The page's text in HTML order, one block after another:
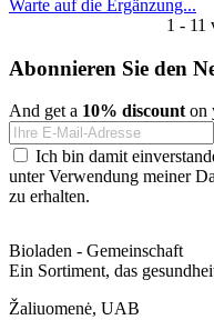
Warte auf die Ergänzung...
1 - 11
Abonnieren Sie den
And get a 10% discount on
Ich bin damit
unter Verwendung meiner
zu erhalten.
Bioladen - Gemeinschaft
Ein Sortiment, das
Žaliuomenė, UAB